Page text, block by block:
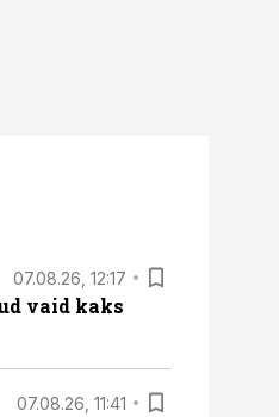
07.08.26, 12:17
vaid kaks
07.08.26, 11:41